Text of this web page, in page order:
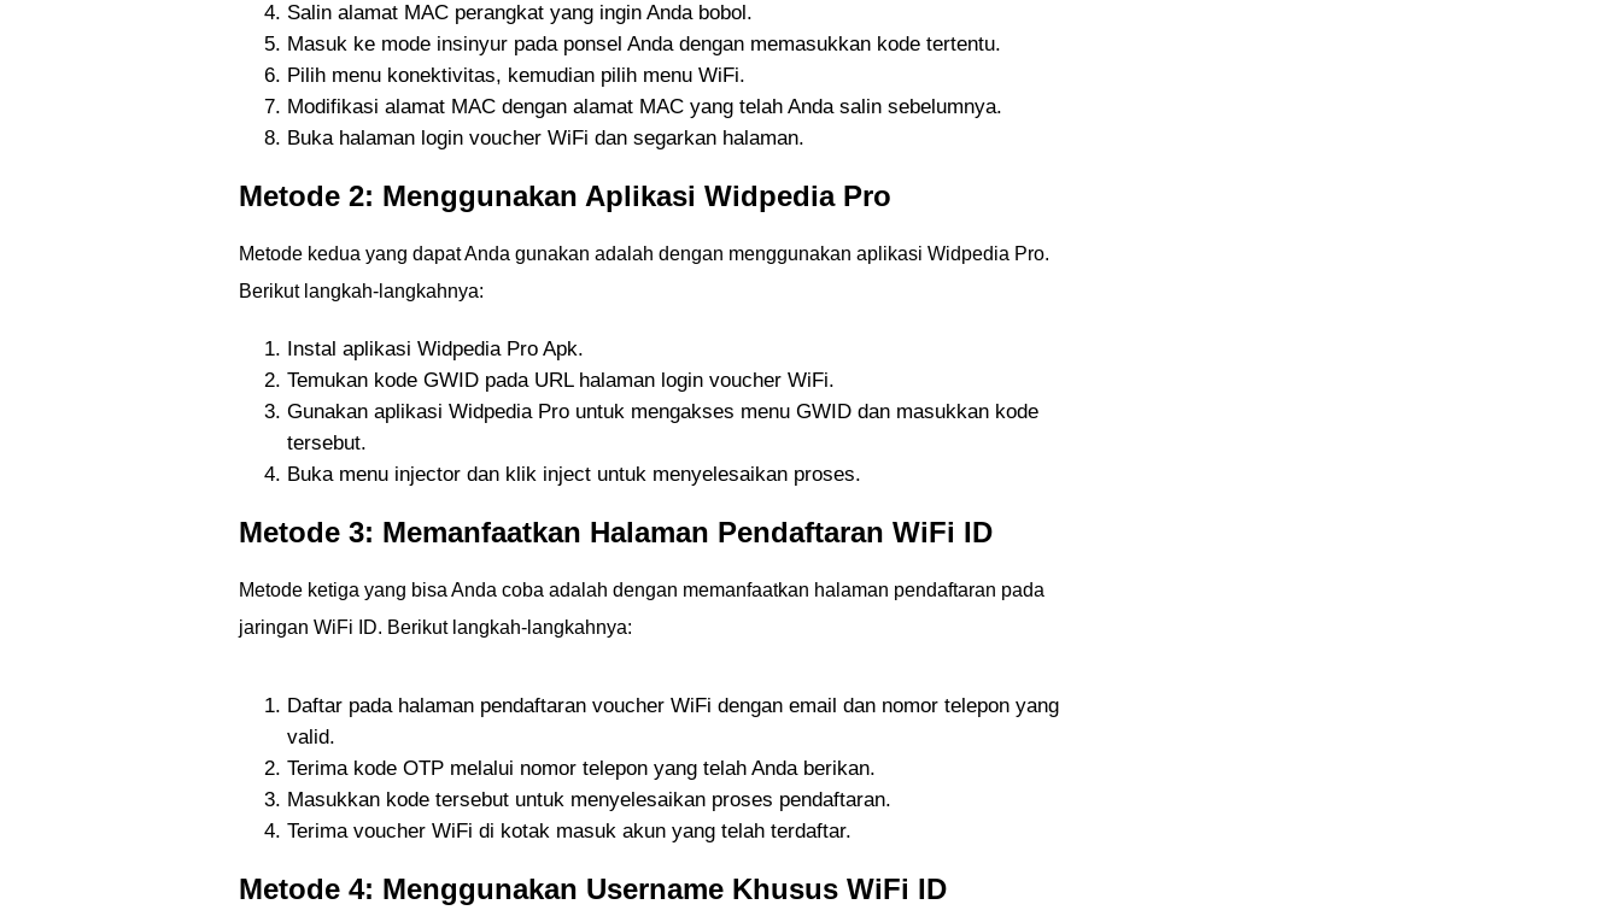
Salin alamat MAC perangkat yang ingin Anda bobol.
Masuk ke mode insinyur pada ponsel Anda dengan memasukkan kode tertentu.
Pilih menu konektivitas, kemudian pilih menu WiFi.
Modifikasi alamat MAC dengan alamat MAC yang telah Anda salin sebelumnya.
Buka halaman login voucher WiFi dan segarkan halaman.
Metode 2: Menggunakan Aplikasi Widpedia Pro
Metode kedua yang dapat Anda gunakan adalah dengan menggunakan aplikasi Widpedia Pro.
Berikut langkah-langkahnya:
Instal aplikasi Widpedia Pro Apk.
Temukan kode GWID pada URL halaman login voucher WiFi.
Gunakan aplikasi Widpedia Pro untuk mengakses menu GWID dan masukkan kode
tersebut.
Buka menu injector dan klik inject untuk menyelesaikan proses.
Metode 3: Memanfaatkan Halaman Pendaftaran WiFi ID
Metode ketiga yang bisa Anda coba adalah dengan memanfaatkan halaman pendaftaran pada
jaringan WiFi ID. Berikut langkah-langkahnya:
Daftar pada halaman pendaftaran voucher WiFi dengan email dan nomor telepon yang
valid.
Terima kode OTP melalui nomor telepon yang telah Anda berikan.
Masukkan kode tersebut untuk menyelesaikan proses pendaftaran.
Terima voucher WiFi di kotak masuk akun yang telah terdaftar.
Metode 4: Menggunakan Username Khusus WiFi ID